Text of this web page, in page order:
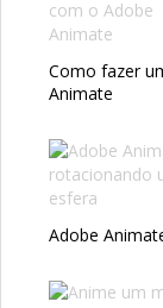
Como fazer
Animate
Adobe